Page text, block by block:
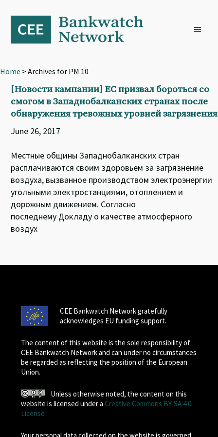
primary
navigation
content
footer
Home > Archives for PM 10
[Новости кампании] ЕС призвал бороться со
смогом в Западнобалканских странах после
обнаружения тревожных уровней загрязнения
June 26, 2017
Местные общины Западнобалканских стран
расплачиваются своим здоровьем за загрязнение
воздуха, вызванное производством электроэнергии
угольными электростанциями, отоплением и
дорожным движением. Согласно
последнему Докладу о качестве атмосферного
воздух
CEE Bankwatch Network gratefully
acknowledges EU funding support.
The content of this website is the sole responsibility of
CEE Bankwatch Network and can under no circumstances
be regarded as reflecting the position of the European
Union.
Unless otherwise noted, the content on this
website is licensed under a Creative Commons BY-SA 4.0
License